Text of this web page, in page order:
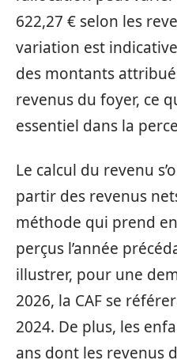
622,27 € selon les
variation est
des montants
revenus du foyer, ce
essentiel dans la
Le calcul du revenu
partir des revenus
méthode qui prend
perçus l’année
illustrer, pour une
2026, la CAF se
2024. De plus, les
ans dont les revenus